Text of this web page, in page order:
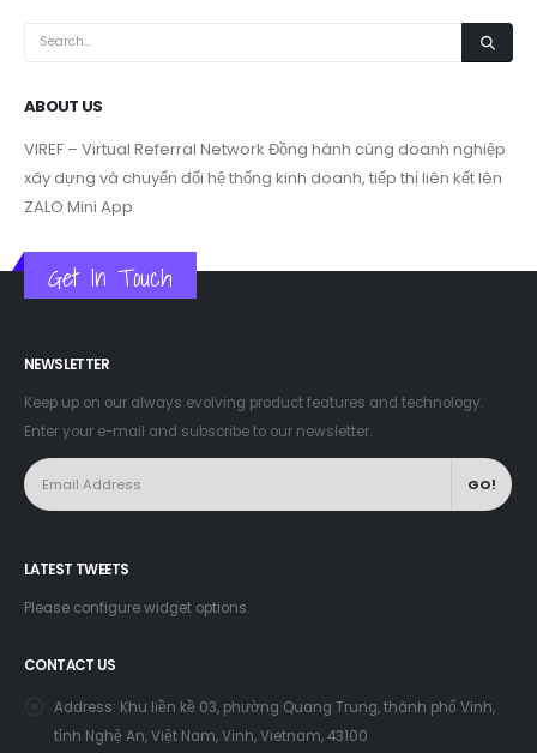
ABOUT US
VIREF – Virtual Referral Network Đồng hành cùng doanh nghiệp
xây dựng và chuyển đổi hệ thống kinh doanh, tiếp thị liên kết lên
ZALO Mini App
Get In Touch
NEWSLETTER
Keep up on our always evolving product features and technology.
Enter your e-mail and subscribe to our newsletter.
LATEST TWEETS
Please configure widget options.
CONTACT US
Address: Khu liền kề 03, phường Quang Trung, thành phố Vinh,
tỉnh Nghệ An, Việt Nam, Vinh, Vietnam, 43100